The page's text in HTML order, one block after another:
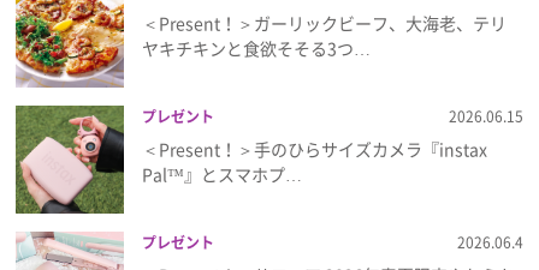
＜Present！＞ガーリックビーフ、大海老、テリ
ヤキチキンと食欲そそる3つ…
プレゼント 2026.06.15
＜Present！＞手のひらサイズカメラ『instax
Pal™』とスマホプ…
プレゼント 2026.06.4